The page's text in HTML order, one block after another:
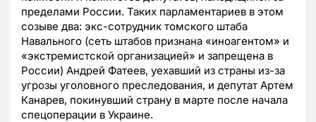
пределами России. Таких парламентариев в этом
созыве два: экс-сотрудник томского штаба
Навального (сеть штабов признана «иноагентом» и
«экстремистской организацией» и запрещена в
России) Андрей Фатеев, уехавший из страны из-за
угрозы уголовного преследования, и депутат Артем
Канарев, покинувший страну в марте после начала
спецоперации в Украине.